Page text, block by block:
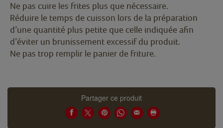
Ne pas cuire les frites plus que nécessaire.
Réduire le temps de cuisson lors de la préparation
d’une quantité plus petite que celle indiquée afin
d’éviter un brunissement excessif du produit.
Ne pas trop remplir le panier de friture.
Partager ce produit